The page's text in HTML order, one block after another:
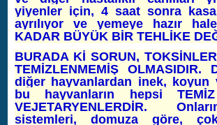
yiyenler için, 4 saat sonra
ayrılıyor ve yemeye hazır
KADAR BÜYÜK BİR TEHLİKE
BURADA Kİ SORUN,
TEMİZLENMEMİŞ OLMASIDIR.
diğer hayvanlardan inek, koyun
bu hayvanların hepsi TEMİZ
VEJETARYENLERDİR.
sistemleri, domuza göre,